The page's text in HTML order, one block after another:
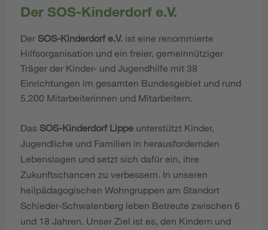
Der SOS-Kinderdorf e.V.
Der SOS-Kinderdorf e.V. ist eine renommierte
Hilfsorganisation und ein freier, gemeinnütziger
Träger der Kinder- und Jugendhilfe mit 38
Einrichtungen im gesamten Bundesgebiet und rund
5.200 Mitarbeiterinnen und Mitarbeitern.
Das SOS-Kinderdorf Lippe unterstützt Kinder,
Jugendliche und Familien in herausfordernden
Lebenslagen und setzt sich dafür ein, ihre
Zukunftschancen zu verbessern. In unseren
heilpädagogischen Wohngruppen am Standort
Schieder-Schwalenberg leben Betreute zwischen 6
und 18 Jahren. Unser Ziel ist es, den Kindern und